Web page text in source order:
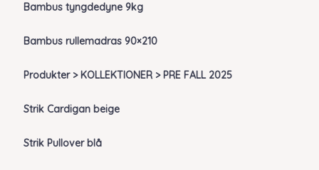
Bambus tyngdedyne 9kg
Bambus rullemadras 90×210
Produkter > KOLLEKTIONER > PRE FALL 2025
Strik Cardigan beige
Strik Pullover blå